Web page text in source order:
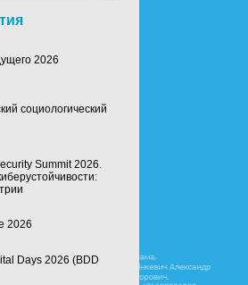
2026
социологический
Summit 2026.
2026
Days 2026 (BDD